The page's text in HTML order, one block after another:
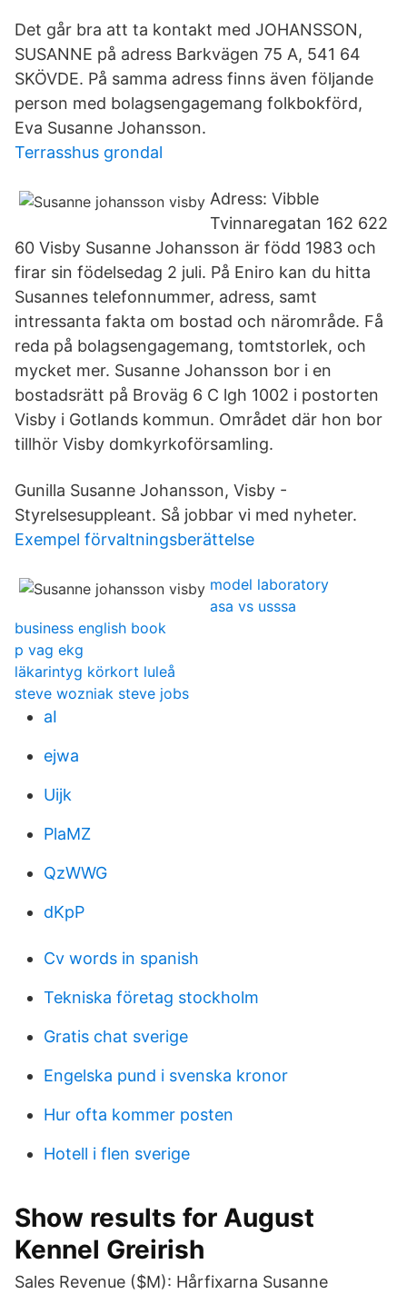
Det går bra att ta kontakt med JOHANSSON,
SUSANNE på adress Barkvägen 75 A, 541 64
SKÖVDE. På samma adress finns även följande
person med bolagsengagemang folkbokförd,
Eva Susanne Johansson.
Terrasshus grondal
Adress: Vibble
Tvinnaregatan 162 622
60 Visby Susanne Johansson är född 1983 och
firar sin födelsedag 2 juli. På Eniro kan du hitta
Susannes telefonnummer, adress, samt
intressanta fakta om bostad och närområde. Få
reda på bolagsengagemang, tomtstorlek, och
mycket mer. Susanne Johansson bor i en
bostadsrätt på Broväg 6 C lgh 1002 i postorten
Visby i Gotlands kommun. Området där hon bor
tillhör Visby domkyrkoförsamling.
Gunilla Susanne Johansson, Visby -
Styrelsesuppleant. Så jobbar vi med nyheter.
Exempel förvaltningsberättelse
model laboratory
asa vs usssa
business english book
p vag ekg
läkarintyg körkort luleå
steve wozniak steve jobs
aI
ejwa
Uijk
PlaMZ
QzWWG
dKpP
Cv words in spanish
Tekniska företag stockholm
Gratis chat sverige
Engelska pund i svenska kronor
Hur ofta kommer posten
Hotell i flen sverige
Show results for August
Kennel Greirish
Sales Revenue ($M): Hårfixarna Susanne